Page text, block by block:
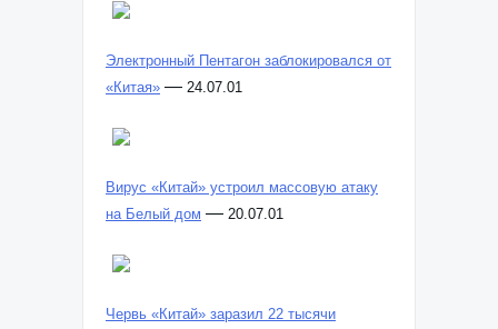
Электронный Пентагон заблокировался от
«Китая» — 24.07.01
Вирус «Китай» устроил массовую атаку
на Белый дом — 20.07.01
Червь «Китай» заразил 22 тысячи